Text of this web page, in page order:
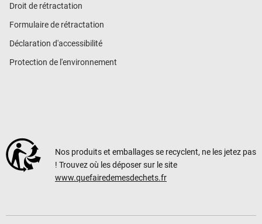
Droit de rétractation
Formulaire de rétractation
Déclaration d'accessibilité
Protection de l'environnement
Nos produits et emballages se recyclent, ne les jetez pas
! Trouvez où les déposer sur le site
www.quefairedemesdechets.fr